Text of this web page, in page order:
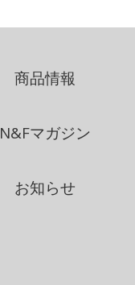
商品情報
N&Fマガジン
お知らせ